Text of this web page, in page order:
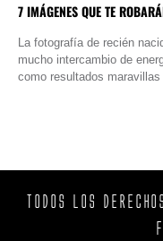
7 IMÁGENES QUE TE
La fotografía de recién
mucho intercambio de
como resultados
TODOS LOS